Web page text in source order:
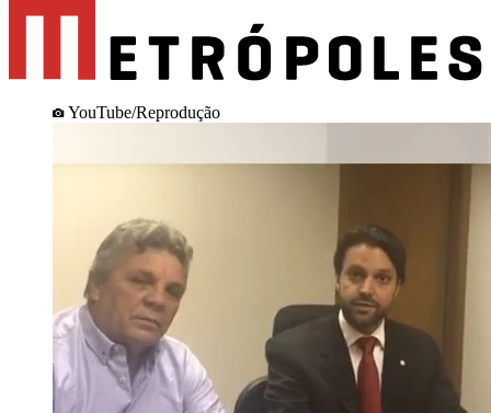
YouTube/Reprodução